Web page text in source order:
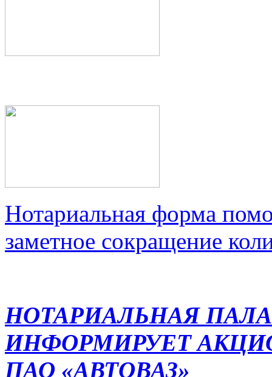
Нотариальная форма
заметное сокращение
НОТАРИАЛЬНАЯ
ИНФОРМИРУЕТ
ПАО «АВТОВАЗ»